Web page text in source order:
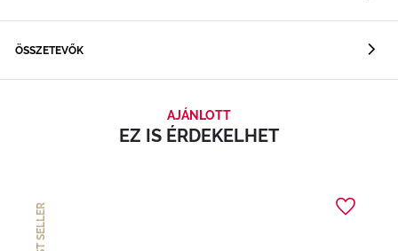
ÖSSZETEVŐK
AJÁNLOTT
EZ IS ÉRDEKELHET
BEST SELLER